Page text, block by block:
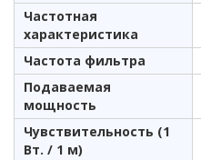
Частотная
характеристика
Частота фильтра
Подаваемая
мощность
Чувствительность (1
Вт. / 1 м)